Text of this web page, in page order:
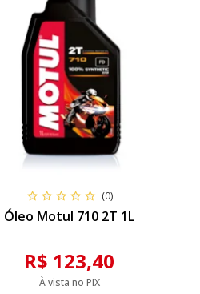
(0)
Óleo Motul 710 2T 1L
R$ 123,40
À vista no PIX